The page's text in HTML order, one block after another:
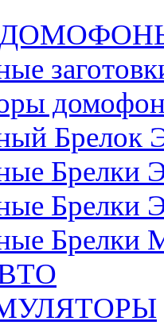
Брелок
Брелки
Брелки
Брелки